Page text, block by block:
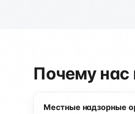
Почему нас
Местные надзорные